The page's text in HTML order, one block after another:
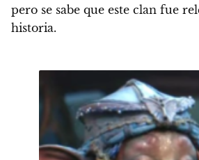
pero se sabe que este clan fue
historia.